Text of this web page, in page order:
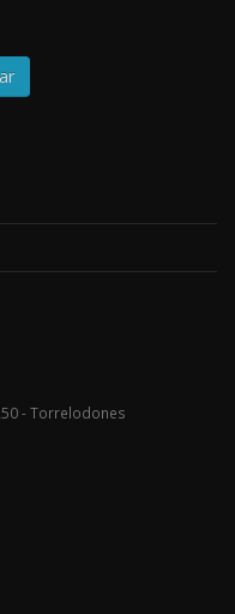
- Torrelodones